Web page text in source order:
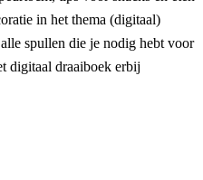
in het thema (digitaal)
spullen die je nodig hebt voor
digitaal draaiboek erbij